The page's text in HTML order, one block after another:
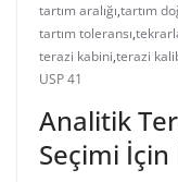
tartım aralığı,tartım
tartım toleransı,
terazi kabini,terazi
USP 41
Analitik
Seçimi İçin